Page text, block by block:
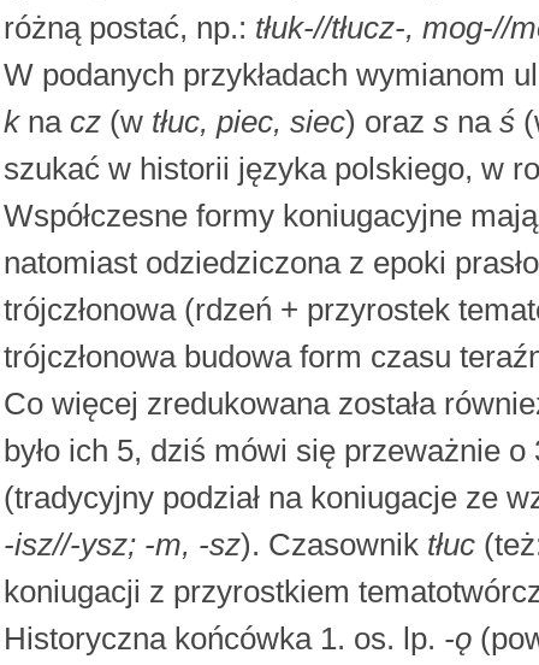
różną postać, np.: tłuk-//tłucz-, mog-//
W podanych przykładach wymianom
kna cz (w tłuc, piec, siec) oraz s na ś
szukać w historii języka polskiego, w
Współczesne formy koniugacyjne
natomiast odziedziczona z epoki
trójczłonowa (rdzeń + przyrostek
trójczłonowa budowa form czasu
Co więcej zredukowana została
było ich 5, dziś mówi się przeważnie
(tradycyjny podział na koniugacje ze
-isz//-ysz; -m, -sz). Czasownik tłuc
koniugacji z przyrostkiem
Historyczna końcówka 1. os. lp. -ǫ